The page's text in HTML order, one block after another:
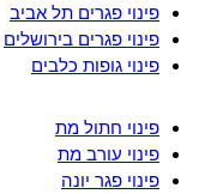
פינוי פגרים תל אביב
פינוי פגרים בירושלים
פינוי גופות כלבים
פינוי חתול מת
פינוי עורב מת
פינוי פגר יונה